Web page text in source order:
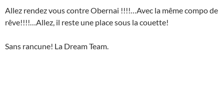
Allez rendez vous contre Obernai !!!!…Avec la même compo de
rêve!!!!…Allez, il reste une place sous la couette!
Sans rancune! La Dream Team.